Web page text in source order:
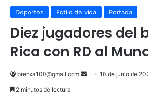
Deportes Estilo de vida Portada
Diez jugadores del
Rica con RD al
prenxa100@gmail.com
Send10 de junio de
2 minutos de lectura